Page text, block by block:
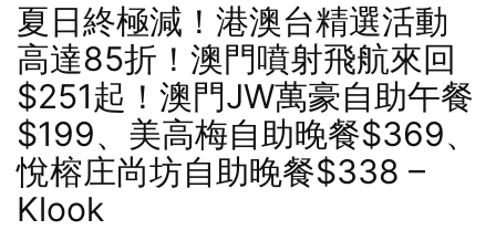
夏日終極減！港澳台精選活動
高達85折！澳門噴射飛航來回
$251起！澳門JW萬豪自助午餐
$199、美高梅自助晚餐$369、
悅榕庄尚坊自助晚餐$338 –
Klook